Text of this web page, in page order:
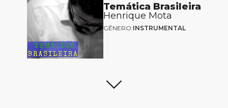
Temática Brasileira
Henrique Mota
GÊNERO:INSTRUMENTAL